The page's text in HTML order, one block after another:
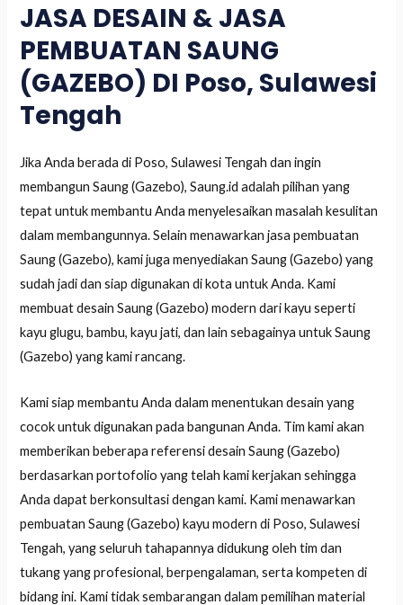
JASA DESAIN & JASA
PEMBUATAN SAUNG
(GAZEBO) DI Poso, Sulawesi
Tengah
Jika Anda berada di Poso, Sulawesi Tengah dan ingin
membangun Saung (Gazebo), Saung.id adalah pilihan yang
tepat untuk membantu Anda menyelesaikan masalah kesulitan
dalam membangunnya. Selain menawarkan jasa pembuatan
Saung (Gazebo), kami juga menyediakan Saung (Gazebo) yang
sudah jadi dan siap digunakan di kota untuk Anda. Kami
membuat desain Saung (Gazebo) modern dari kayu seperti
kayu glugu, bambu, kayu jati, dan lain sebagainya untuk Saung
(Gazebo) yang kami rancang.
Kami siap membantu Anda dalam menentukan desain yang
cocok untuk digunakan pada bangunan Anda. Tim kami akan
memberikan beberapa referensi desain Saung (Gazebo)
berdasarkan portofolio yang telah kami kerjakan sehingga
Anda dapat berkonsultasi dengan kami. Kami menawarkan
pembuatan Saung (Gazebo) kayu modern di Poso, Sulawesi
Tengah, yang seluruh tahapannya didukung oleh tim dan
tukang yang profesional, berpengalaman, serta kompeten di
bidang ini. Kami tidak sembarangan dalam pemilihan material